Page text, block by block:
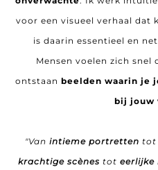
voor een visueel verhaal dat
is daarin essentieel en
Mensen voelen zich
ontstaan beelden waarin je
bij jouw
"Van intieme portretten tot
krachtige scènes tot eerlijke